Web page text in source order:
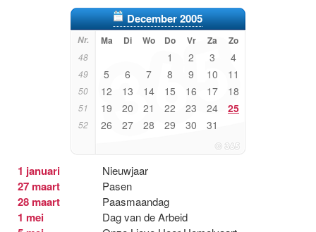
December 2005
Nr. Ma Di Wo Do Vr Za Zo
48 1 2 3 4
49 5 6 7 8 9 10 11
50 12 13 14 15 16 17 18
51 19 20 21 22 23 24 25
52 26 27 28 29 30 31
1 januari Nieuwjaar
27 maart Pasen
28 maart Paasmaandag
1 mei Dag van de Arbeid